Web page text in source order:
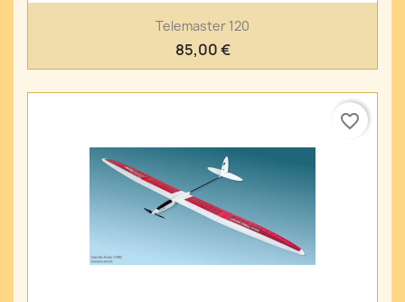
Telemaster 120
85,00 €
favorite_border